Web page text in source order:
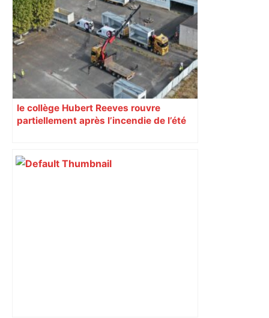
vendredi 12 juin 2026 – Météocity
le collège Hubert Reeves rouvre
partiellement après l’incendie de l’été